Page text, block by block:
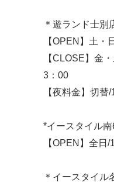
＊遊ランド士別
【OPEN】土
【CLOSE】金
3：00
【夜料金】切
*イースタイル南
【OPEN】全
＊イースタイル